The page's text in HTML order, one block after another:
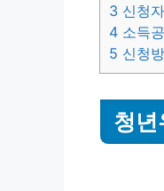
3 신청
4 소득
5 신청
청년